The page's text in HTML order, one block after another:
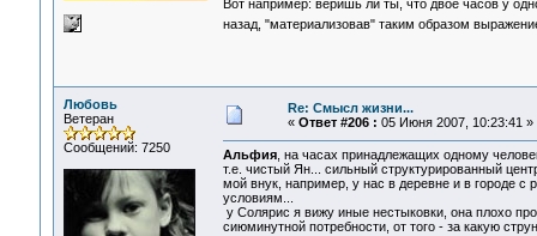
Вот например: веришь ли ты, что двое часов у
назад, "материализовав" таким образом
Любовь
Ветеран
Сообщений: 7250
Re: Смысл жизни...
« Ответ #206 : 05 Июня 2007, 10:23:41 »
Альфия, на часах принадлежащих одному
т.е. чистый Ян... сильный структурированный
мой внук, например, у нас в деревне и в городе
условиям...
у Солярис я вижу иные нестыковки, она плохо
сиюминутной потребности, от того - за какую